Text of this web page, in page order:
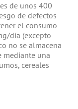
de unos 400
de defectos
el consumo
día (excepto
no se almacena
mediante una
cereales